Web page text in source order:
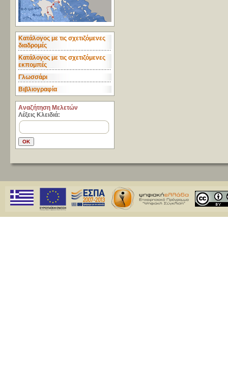
Κατάλογος με τις σχετιζόμενες
διαδρομές
Κατάλογος με τις σχετιζόμενες
εκπομπές
Γλωσσάρι
Βιβλιογραφία
Aναζήτηση Μελετών
Λέξεις Κλειδιά: